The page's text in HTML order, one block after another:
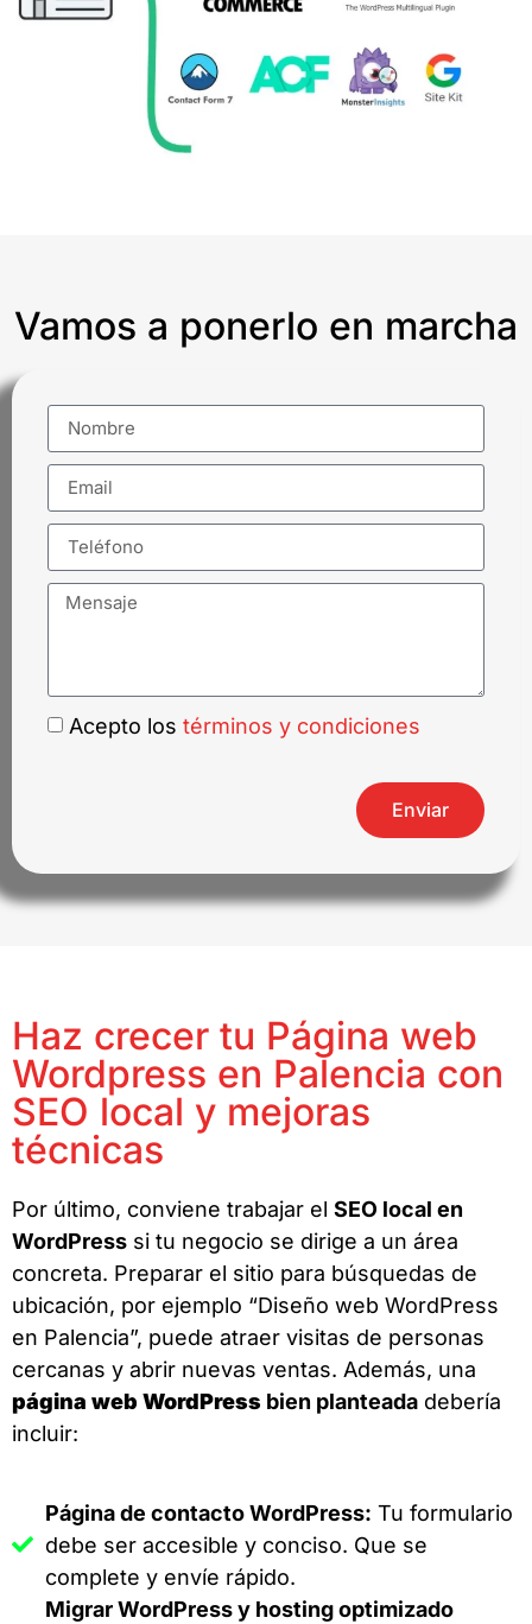
Vamos a ponerlo en marcha
Acepto los términos y condiciones
Enviar
Haz crecer tu Página web
Wordpress en Palencia con
SEO local y mejoras
técnicas
Por último, conviene trabajar el SEO local en
WordPress si tu negocio se dirige a un área
concreta. Preparar el sitio para búsquedas de
ubicación, por ejemplo “Diseño web WordPress
en Palencia”, puede atraer visitas de personas
cercanas y abrir nuevas ventas. Además, una
página web WordPress bien planteada debería
incluir:
Página de contacto WordPress: Tu formulario
debe ser accesible y conciso. Que se
complete y envíe rápido.
Migrar WordPress y hosting optimizado